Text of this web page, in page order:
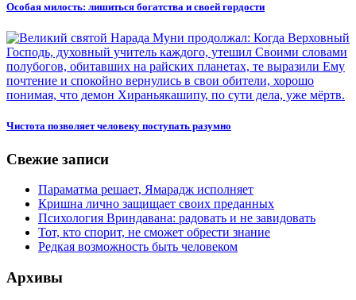
Особая милость: лишиться богатства и своей гордости
Чистота позволяет человеку поступать разумно
Свежие записи
Параматма решает, Ямарадж исполняет
Кришна лично защищает своих преданных
Психология Вриндавана: радовать и не завидовать
Тот, кто спорит, не сможет обрести знание
Редкая возможность быть человеком
Архивы